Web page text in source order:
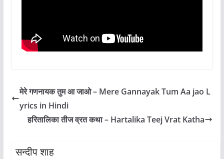
मेरे गणनायक तुम आ जाओ – Mere Gannayak Tum Aa jao L
yrics in Hindi
हरितालिका तीज व्रत कथा – Hartalika Teej Vrat Katha
सन्दीप शाह